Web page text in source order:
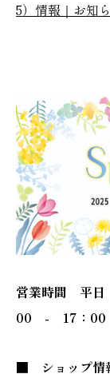
5）情報｜お知
営業時間 平
00 - 17：00
■ ショップ情